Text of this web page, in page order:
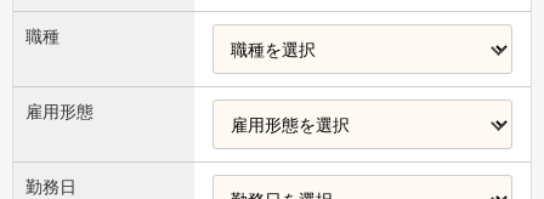
職種
雇用形態
勤務日